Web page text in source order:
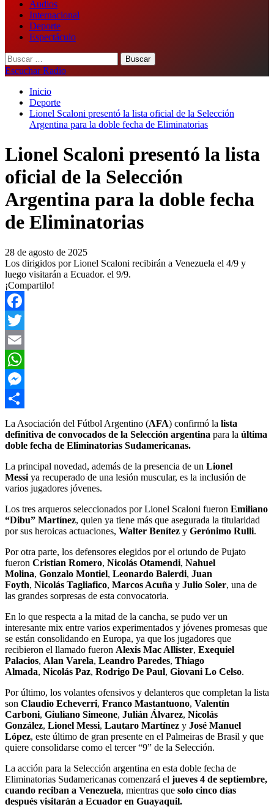
Audios
Internacional
Deporte
Espectáculo
Buscar:
Escuchar Radio
Inicio
Deporte
Lionel Scaloni presentó la lista oficial de la Selección
Argentina para la doble fecha de Eliminatorias
Lionel Scaloni presentó la lista
oficial de la Selección
Argentina para la doble fecha
de Eliminatorias
28 de agosto de 2025
Los dirigidos por Lionel Scaloni recibirán a Venezuela el 4/9 y
luego visitarán a Ecuador. el 9/9.
¡Compartilo!
Facebook
Twitter
Email
WhatsApp
Messenger
Compartir
La Asociación del Fútbol Argentino (AFA) confirmó la lista
definitiva de convocados de la Selección argentina para la última
doble fecha de Eliminatorias Sudamericanas.
La principal novedad, además de la presencia de un Lionel
Messi ya recuperado de una lesión muscular, es la inclusión de
varios jugadores jóvenes.
Los tres arqueros seleccionados por Lionel Scaloni fueron Emiliano
“Dibu” Martínez, quien ya tiene más que asegurada la titularidad
por sus heroicas actuaciones, Walter Benítez y Gerónimo Rulli.
Por otra parte, los defensores elegidos por el oriundo de Pujato
fueron Cristian Romero, Nicolás Otamendi, Nahuel
Molina, Gonzalo Montiel, Leonardo Balerdi, Juan
Foyth, Nicolás Tagliafico, Marcos Acuña y Julio Soler, una de
las grandes sorpresas de esta convocatoria.
En lo que respecta a la mitad de la cancha, se pudo ver un
interesante mix entre varios experimentados y jóvenes promesas que
se están consolidando en Europa, ya que los jugadores que
recibieron el llamado fueron Alexis Mac Allister, Exequiel
Palacios, Alan Varela, Leandro Paredes, Thiago
Almada, Nicolás Paz, Rodrigo De Paul, Giovani Lo Celso.
Por último, los volantes ofensivos y delanteros que completan la lista
son Claudio Echeverri, Franco Mastantuono, Valentín
Carboni, Giuliano Simeone, Julián Álvarez, Nicolás
González, Lionel Messi, Lautaro Martínez y José Manuel
López, este último de gran presente en el Palmeiras de Brasil y que
quiere consolidarse como el tercer “9” de la Selección.
La acción para la Selección argentina en esta doble fecha de
Eliminatorias Sudamericanas comenzará el jueves 4 de septiembre,
cuando reciban a Venezuela, mientras que solo cinco días
después visitarán a Ecuador en Guayaquil.